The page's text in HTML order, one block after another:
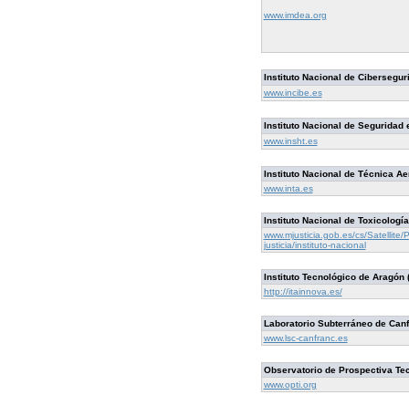
www.imdea.org
Instituto Nacional de
www.incibe.es
Instituto Nacional de Seguridad
www.insht.es
Instituto Nacional de Técnica
www.inta.es
Instituto Nacional de
www.mjusticia.gob.es/cs/Satellite/
justicia/instituto-nacional
Instituto Tecnológico de Aragón
http://itainnova.es/
Laboratorio Subterráneo de
www.lsc-canfranc.es
Observatorio de Prospectiva
www.opti.org